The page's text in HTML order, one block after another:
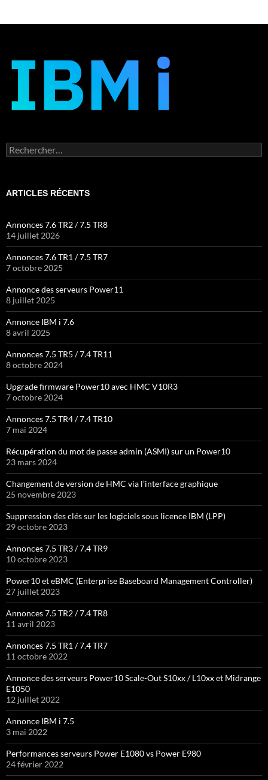
Rechercher :
ARTICLES RÉCENTS
Annonces 7.6 TR2 / 7.5 TR8
14 juillet 2026
Annonces 7.6 TR1 / 7.5 TR7
7 octobre 2025
Annonce des serveurs Power11
8 juillet 2025
Annonce IBM i 7.6
8 avril 2025
Annonces 7.5 TR5 / 7.4 TR11
8 octobre 2024
Upgrade firmware Power10 avec HMC V10R3
7 octobre 2024
Annonces 7.5 TR4 / 7.4 TR10
7 mai 2024
Récupération du mot de passe admin (ASMI) sur un Power10
23 mars 2024
Changement de version de HMC via l’interface graphique
25 novembre 2023
Suppression des clés sur les logiciels sous licence IBM (LPP)
29 octobre 2023
Annonces 7.5 TR3 / 7.4 TR9
10 octobre 2023
Power10 et eBMC (Enterprise Baseboard Management Controller)
27 juillet 2023
Annonces 7.5 TR2 / 7.4 TR8
11 avril 2023
Annonces 7.5 TR1 / 7.4 TR7
11 octobre 2022
Annonce des serveurs Power10 Scale-Out S10xx / L10xx et Midrange
E1050
12 juillet 2022
Annonce IBM i 7.5
3 mai 2022
Performances serveurs Power E1080 vs Power E980
24 février 2022